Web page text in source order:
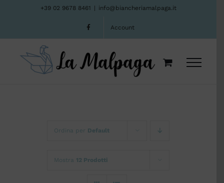
+39 02 9678 8461 info@biancheriamalpaga.it
Account
Ordina per Default
Mostra 12 Prodotti